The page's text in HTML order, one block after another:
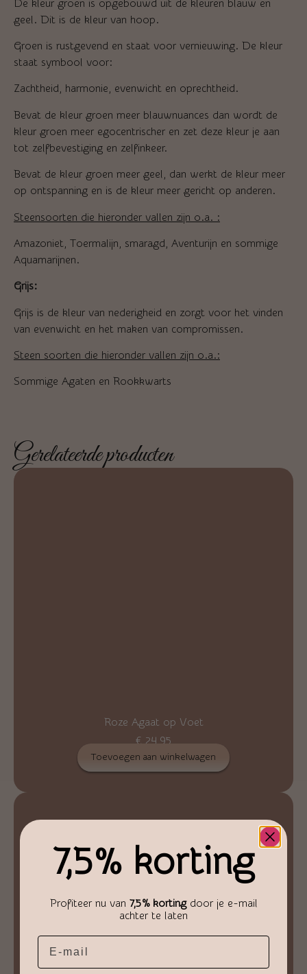
De kleur groen is opgebouwd uit de kleuren blauw en
geel. Dit is de kleur van hoop.
Groen is rustgevend en staat voor vernieuwing. De kleur
staat symbool voor:
Zachtheid, harmonie, evenwicht en oprechtheid.
Bevat de kleur groen meer blauwnuances dan wordt de
kleur groen meer egocentrischer en zet deze kleur je aan
tot zelfbevestiging en zelfinkeer.
Bevat de kleur groen meer geel, dan werkt de kleur meer
op ontspanning en is de kleur meer gericht op anderen.
Steensoorten die hieronder vallen zijn o.a. :
Amazoniet, Toermalijn, smaragd, Aventurijn en sommige
Aquamarijnen.
Grijs:
Grijs is de kleur van nederigheid en zorgt voor het vinden
van evenwicht en het maken van compromissen.
Steen soorten die hieronder vallen zijn o.a.:
Sommige Agaten en Rookkwarts
Gerelateerde producten
Roze Agaat op Voet
€24,95
Toevoegen aan winkelwagen
7,5% korting
Profiteer nu van 7,5% kortingdoor je e-mail
achter te laten
Email